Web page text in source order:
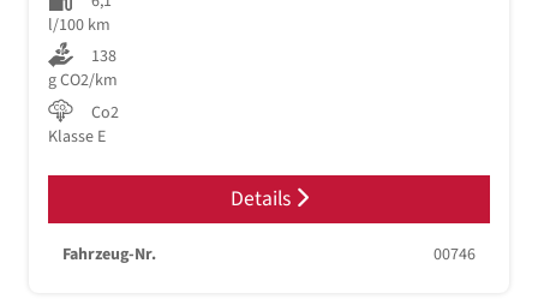
l/100 km
138
g CO2/km
Co2
Klasse E
Details
Fahrzeug-Nr. 00746